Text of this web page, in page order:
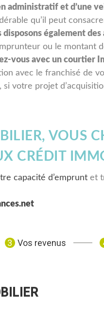
administratif et d’une
qu’il peut
disposons également des
ou le montant
vous avec un courtier
avec le franchisé de
votre projet
VOUS
CRÉDIT
capacité d’emprunt et
Vos revenus